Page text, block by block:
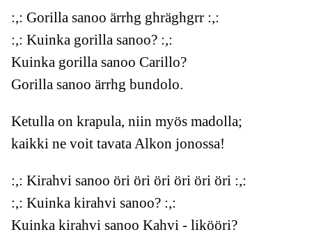
:,: Gorilla sanoo ärrhg ghräghgrr :,:
:,: Kuinka gorilla sanoo? :,:
Kuinka gorilla sanoo Carillo?
Gorilla sanoo ärrhg bundolo.
Ketulla on krapula, niin myös madolla;
kaikki ne voit tavata Alkon jonossa!
:,: Kirahvi sanoo öri öri öri öri öri öri :,:
:,: Kuinka kirahvi sanoo? :,:
Kuinka kirahvi sanoo Kahvi - likööri?